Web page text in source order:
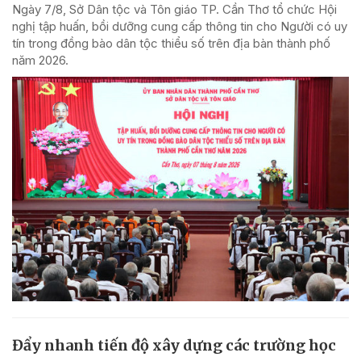
Ngày 7/8, Sở Dân tộc và Tôn giáo TP. Cần Thơ tổ chức Hội
nghị tập huấn, bồi dưỡng cung cấp thông tin cho Người có uy
tín trong đồng bào dân tộc thiểu số trên địa bàn thành phố
năm 2026.
Đẩy nhanh tiến độ xây dựng các trường học